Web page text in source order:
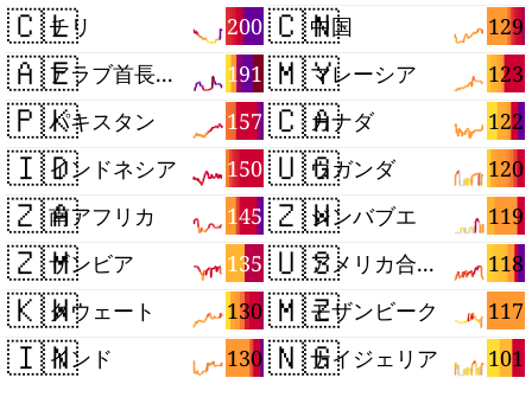
🇨🇱 200
チリ
🇦🇪 191
アラブ首長国連邦
🇵🇰 157
パキスタン
🇮🇩 150
インドネシア
🇿🇦 145
南アフリカ
🇿🇲 135
ザンビア
🇰🇼 130
クウェート
🇮🇳 130
インド
🇨🇳 129
中国
🇲🇾 123
マレーシア
🇨🇦 122
カナダ
🇺🇬 120
ウガンダ
🇿🇼 119
ジンバブエ
🇺🇸 118
アメリカ合衆国
🇲🇿 117
モザンビーク
🇳🇬 101
ナイジェリア